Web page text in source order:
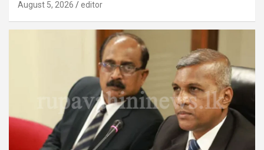
August 5, 2026 editor